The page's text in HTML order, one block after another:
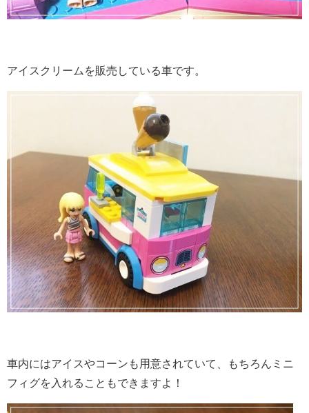
アイスクリームを販売している車です。
車内にはアイスやコーンも用意されていて、もちろんミニ
フィグを入れることもできますよ！